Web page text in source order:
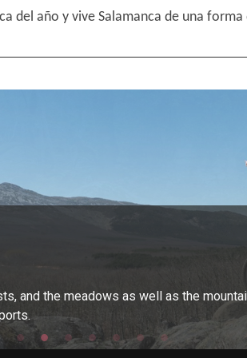
del año y vive Salamanca de una
salmantina, desde las pinturas
province of Salamanca...
and the meadows as well as the
the Salamancan villagers, hence
that have given rise to beautiful pieces